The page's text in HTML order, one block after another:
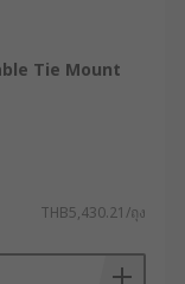
Tie Mount
THB5,430.21/ถุง